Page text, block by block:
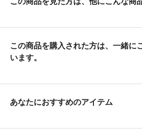
この商品を購入された方は、一緒に
います。
あなたにおすすめのアイテム